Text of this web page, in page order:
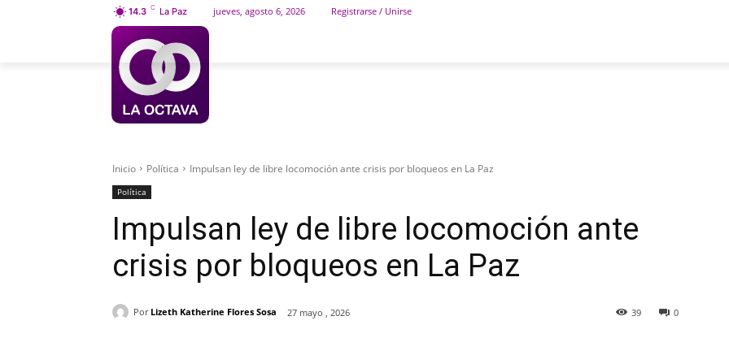
14.3 C La Paz jueves, agosto 6, 2026 Registrarse / Unirse
Inicio Política Impulsan ley de libre locomoción ante crisis por bloqueos en La Paz
Política
Impulsan ley de libre locomoción ante
crisis por bloqueos en La Paz
Por Lizeth Katherine Flores Sosa 27 mayo , 2026 0
39